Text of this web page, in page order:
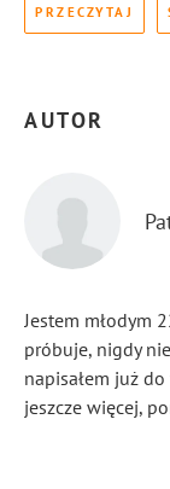
PRZECZYTAJ
AUTOR
Jestem młodym
próbuje, nigdy
napisałem już
jeszcze więcej,